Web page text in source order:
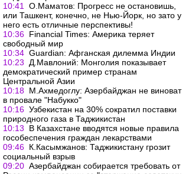
10:41
О.Маматов: Прогресс не остановишь,
или Ташкент, конечно, не Нью-Йорк, но зато у
него есть отличные перспективы!
10:36 Financial Times: Америка теряет
свободный мир
10:34 Guardian: Афганская дилемма Индии
10:23
Д.Мавлоний: Монголия показывает
демократический пример странам
Центральной Азии
10:18 М.Ахмедоглу: Азербайджан не виноват
в провале "Набукко"
10:16 Узбекистан на 30% сократил поставки
природного газа в Таджикистан
10:13
В Казахстане вводятся новые правила
гособеспечения граждан лекарствами
09:46 К.Касымжанов: Таджикистану грозит
социальный взрыв
09:20 Азербайджан собирается требовать от